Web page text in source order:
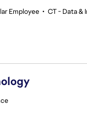
Employee • CT - Data &